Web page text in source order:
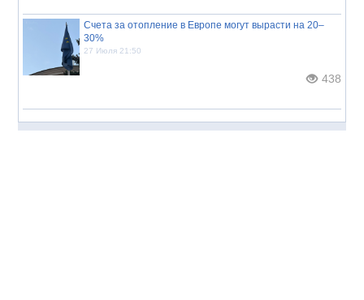
Счета за отопление в Европе могут вырасти на 20–
30%
27 Июля 21:50
438